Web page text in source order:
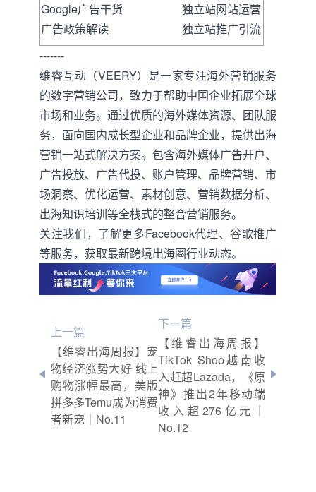
Google广告干货
广告政策解读
独立站网站运营
独立站推广引流
-------
维睿互动 （VEERY）是一家专注海外营销服务
的数字营销公司，致力于帮助中国企业拓展全球
市场和业务。通过优质的海外媒体资源、团队服
务，面向国内成长型企业和品牌企业，提供出海
营销一站式解决方案。包含海外媒体广告开户、
广告投放、广告代投、账户管理、品牌营销、市
场洞察、优化运营、素材创意、营销数据分析、
出海知识培训等全栈式的整合营销服务。
关注我们，了解更多Facebook代理、谷歌推广
等服务，获取最新跨境出海圈行业动态。
上一篇
【维睿出海周报】宠
物经济涨势大好 线上
购物涨幅最高，美版
拼多多Temu成为消费
者新宠｜No.11
下一篇
【维睿出海周报】
TikTok Shop越南收
入赶超Lazada，《原
神》推出2年移动端
收入超276亿元｜
No.12